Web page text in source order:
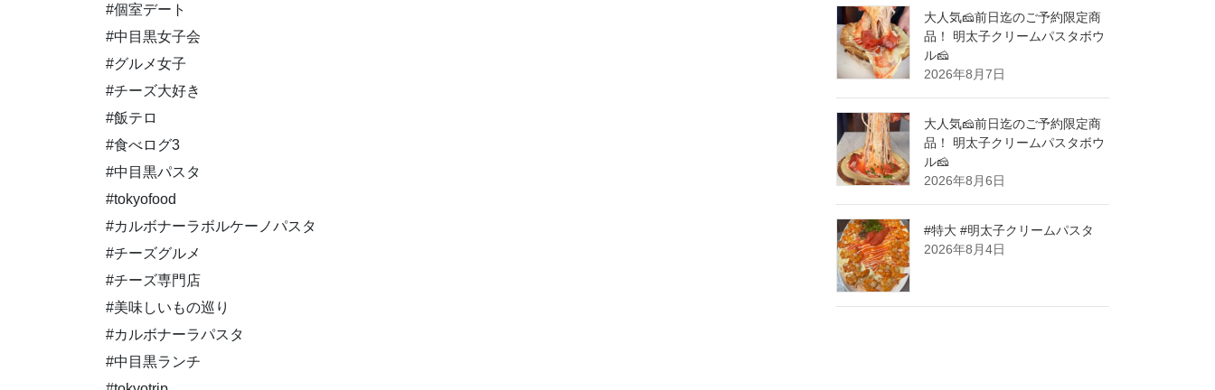
#個室デート
#中目黒女子会
#グルメ女子
#チーズ大好き
#飯テロ
#食べログ3
#中目黒パスタ
#tokyofood
#カルボナーラボルケーノパスタ
#チーズグルメ
#チーズ専門店
#美味しいもの巡り
#カルボナーラパスタ
#中目黒ランチ
大人気🧀前日迄のご予約限定商
品！ 明太子クリームパスタボウ
ル🧀
2026年8月7日
大人気🧀前日迄のご予約限定商
品！ 明太子クリームパスタボウ
ル🧀
2026年8月6日
#特大 #明太子クリームパスタ
2026年8月4日